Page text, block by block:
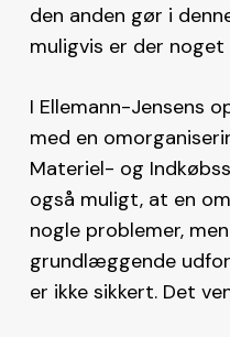
den anden gør i
muligvis er der noget
I Ellemann-Jensens
med en
Materiel- og
også muligt, at en
nogle problemer,
grundlæggende
er ikke sikkert. Det